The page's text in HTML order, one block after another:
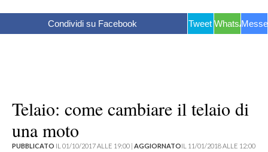
Condividi su Facebook Tweet WhatsApp
Telaio: come cambiare il telaio di
una moto
PUBBLICATO IL 01/10/2017 ALLE 19:00 | AGGIORNATOIL 11/01/2018 ALLE 12:00